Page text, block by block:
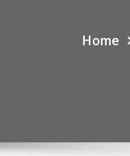
Home